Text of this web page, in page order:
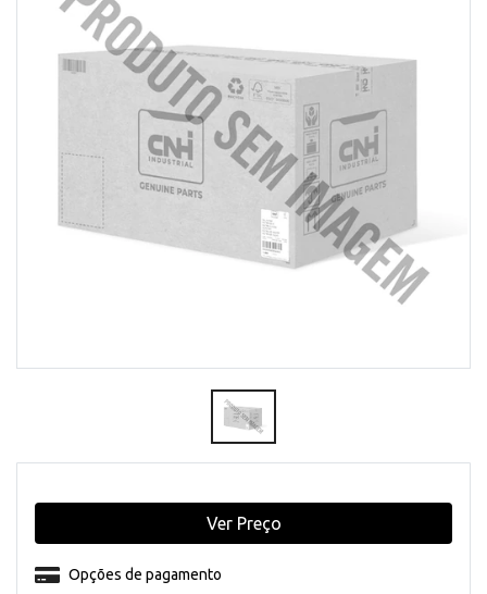
Opções de pagamento
Ver Preço